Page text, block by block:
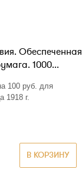
Обеспеченная
1000...
100 руб. для
1918 г.
В КОРЗИНУ